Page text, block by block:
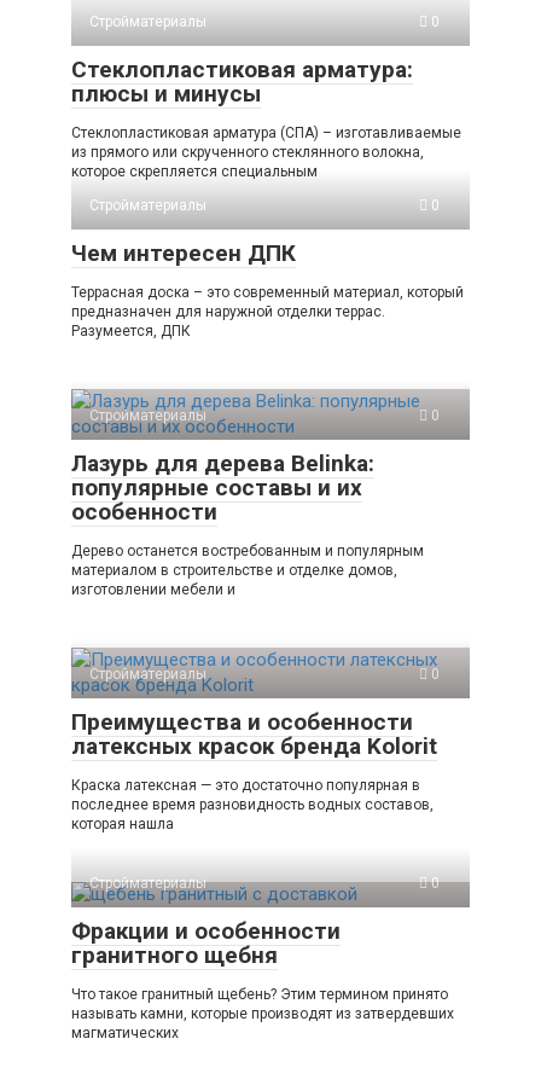
Стройматериалы
0
Стеклопластиковая арматура:
плюсы и минусы
Стеклопластиковая арматура (СПА) – изготавливаемые
из прямого или скрученного стеклянного волокна,
которое скрепляется специальным
Стройматериалы
0
Чем интересен ДПК
Террасная доска – это современный материал, который
предназначен для наружной отделки террас.
Разумеется, ДПК
Стройматериалы 0
Лазурь для дерева Belinka:
популярные составы и их
особенности
Дерево останется востребованным и популярным
материалом в строительстве и отделке домов,
изготовлении мебели и
Стройматериалы 0
Преимущества и особенности
латексных красок бренда Kolorit
Краска латексная — это достаточно популярная в
последнее время разновидность водных составов,
которая нашла
Стройматериалы 0
Фракции и особенности
гранитного щебня
Что такое гранитный щебень? Этим термином принято
называть камни, которые производят из затвердевших
магматических